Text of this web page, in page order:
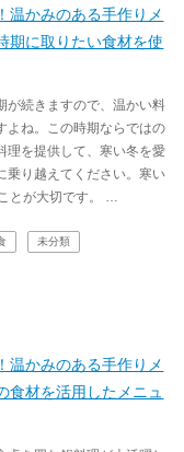
温かみのある手作りメ
期に取りたい食材を使
が続きますので、温かい料
よね。この時期ならではの
理を提供して、寒い冬を愛
乗り越えてください。寒い
とが大切です。 …
未分類
温かみのある手作りメ
食材を活用したメニュ